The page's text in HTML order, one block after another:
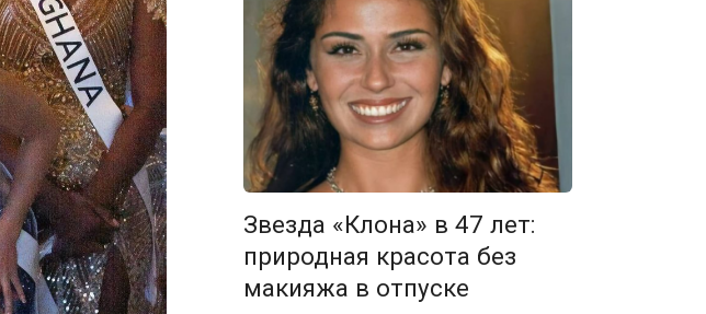
Звезда «Клона» в 47 лет:
природная красота без
макияжа в отпуске